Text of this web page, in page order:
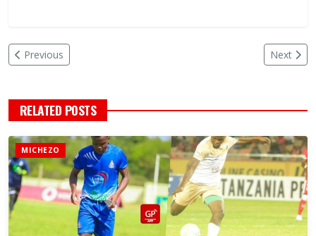
Previous Next
RELATED POSTS
MICHEZO